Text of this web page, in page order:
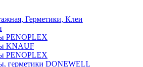
Герметики, Клеи
PENOPLEX
KNAUF
PENOPLEX
герметики DONEWELL